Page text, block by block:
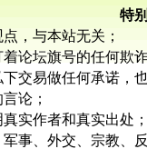
特
，与本站无关；
论坛旗号的任何欺
交易做任何承诺，
论；
实作者和真实出处
事、外交、宗教、